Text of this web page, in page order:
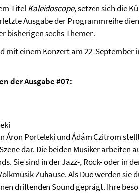
TitelKaleidoscope, setzen sich die
Ausgabe der Programmreihe
bisherigen sechs Themen.
mit einem Konzert am 22. September
der Ausgabe #07:
Áron Porteleki und Ádám Czitrom
dar. Die beiden Musiker arbeiten
Sie sind in der Jazz-, Rock- oder in
Zuhause. Als Duo werden sie
driftenden Sound geprägt. Ihre